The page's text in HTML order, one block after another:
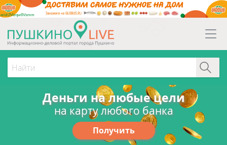
erid:2Vtzqw6Vsmm
Деньги на любые цели
на карту любого банка
Получить